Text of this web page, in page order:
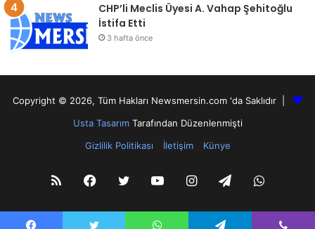
CHP’li Meclis Üyesi A. Vahap Şehitoğlu
İstifa Etti
3 hafta önce
Copyright © 2026, Tüm Hakları Newsmersin.com 'da Saklıdır |
Usta TasarımTarafından Düzenlenmişti
Gizlilik Politikası
İletişim Künye
RSS Facebook
TwitterYouTubeInstagram
Telegram